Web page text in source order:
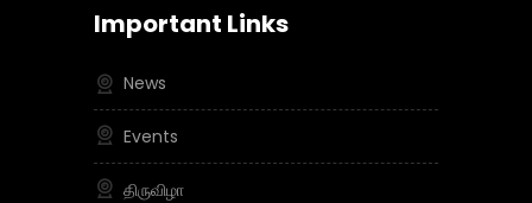
Important Links
News
Events
திருவிழா